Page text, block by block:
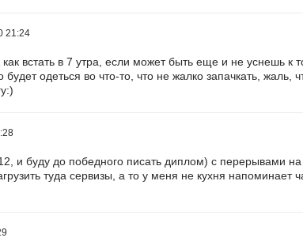
21:24
встать в 7 утра, если может быть еще и не уснешь
одеться во что-то, что не жалко запачкать,
и буду до победного писать диплом) с перерывами
туда сервизы, а то у меня не кухня напоминает